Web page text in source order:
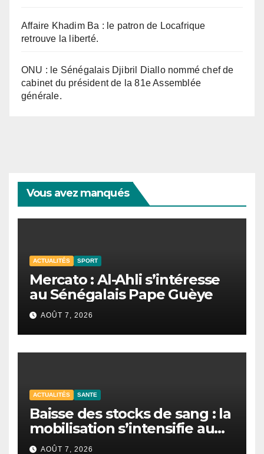
Affaire Khadim Ba : le patron de Locafrique
retrouve la liberté.
ONU : le Sénégalais Djibril Diallo nommé chef de
cabinet du président de la 81e Assemblée
générale.
Vous avez manqués
ACTUALITÉS SPORT
Mercato : Al-Ahli s’intéresse
au Sénégalais Pape Guèye
AOÛT 7, 2026
ACTUALITÉS SANTE
Baisse des stocks de sang : la
mobilisation s’intensifie au
CNTS de Dakar.
AOÛT 7, 2026